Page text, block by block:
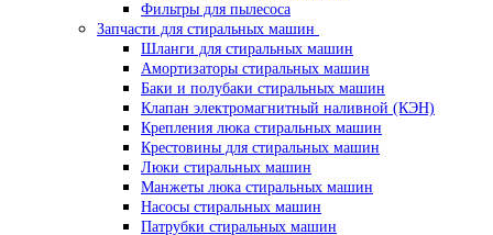
Фильтры для пылесоса
Запчасти для стиральных машин
Шланги для стиральных машин
Амортизаторы стиральных машин
Баки и полубаки стиральных машин
Клапан электромагнитный наливной (КЭН)
Крепления люка стиральных машин
Крестовины для стиральных машин
Люки стиральных машин
Манжеты люка стиральных машин
Насосы стиральных машин
Патрубки стиральных машин